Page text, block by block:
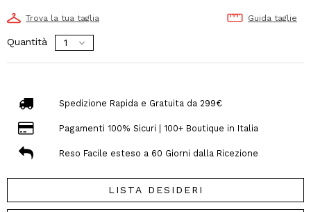
Trova la tua taglia Guida taglie
Quantità
Spedizione Rapida e Gratuita da 299€
Pagamenti 100% Sicuri | 100+ Boutique in Italia
Reso Facile esteso a 60 Giorni dalla Ricezione
LISTA DESIDERI